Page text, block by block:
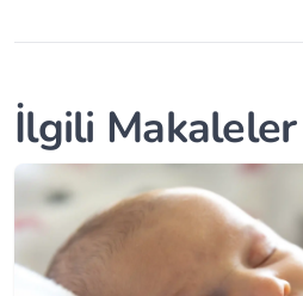
İlgili Makaleler